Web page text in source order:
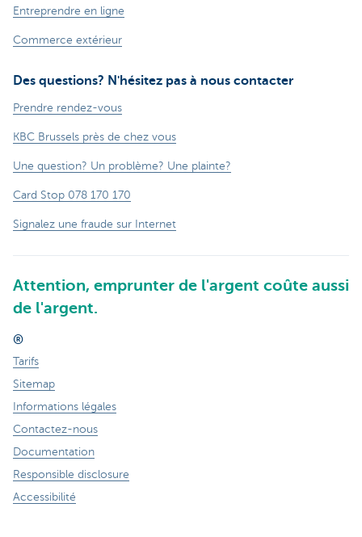
Entreprendre en ligne
Commerce extérieur
Des questions? N'hésitez pas à nous contacter
Prendre rendez-vous
KBC Brussels près de chez vous
Une question? Un problème? Une plainte?
Card Stop 078 170 170
Signalez une fraude sur Internet
Attention, emprunter de l'argent coûte aussi
de l'argent.
®
Tarifs
Sitemap
Informations légales
Contactez-nous
Documentation
Responsible disclosure
Accessibilité